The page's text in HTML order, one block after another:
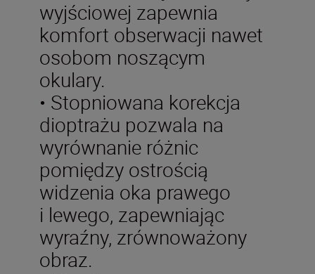
wyjściowej zapewnia
komfort obserwacji nawet
osobom noszącym
okulary.
• Stopniowana korekcja
dioptrażu pozwala na
wyrównanie różnic
pomiędzy ostrością
widzenia oka prawego
i lewego, zapewniając
wyraźny, zrównoważony
obraz.